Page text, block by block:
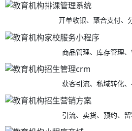
开单收银、聚合支付、
商品管理、库存管理
获客引流、私域转化
引流、卖货、预约、